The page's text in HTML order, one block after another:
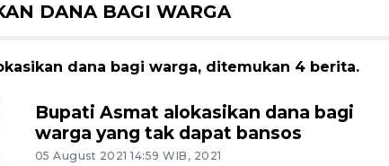
DANA BAGI WARGA
dana bagi warga, ditemukan 4 berita.
Bupati Asmat alokasikan dana bagi
warga yang tak dapat bansos
05 August 2021 14:59 WIB, 2021